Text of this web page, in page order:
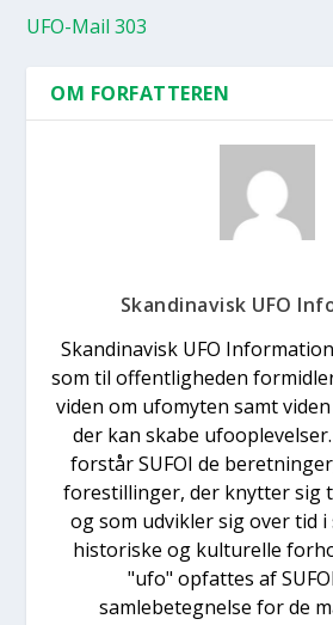
UFO-Mail 303
OM FORFATTEREN
Skandinavisk UFO
Skandinavisk UFO
som til offentligheden
viden om ufomyten samt
der kan skabe
forstår SUFOI de
forestillinger, der knytter sig
og som udvikler sig over tid i
historiske og kulturelle
"ufo" opfattes af
samlebetegnelse for de